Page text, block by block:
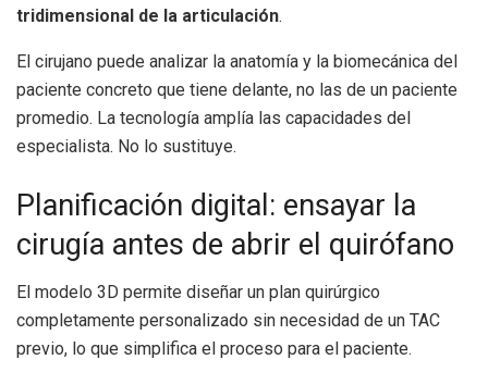
tridimensional de la articulación.
El cirujano puede analizar la anatomía y la biomecánica del
paciente concreto que tiene delante, no las de un paciente
promedio. La tecnología amplía las capacidades del
especialista. No lo sustituye.
Planificación digital: ensayar la
cirugía antes de abrir el quirófano
El modelo 3D permite diseñar un plan quirúrgico
completamente personalizado sin necesidad de un TAC
previo, lo que simplifica el proceso para el paciente.